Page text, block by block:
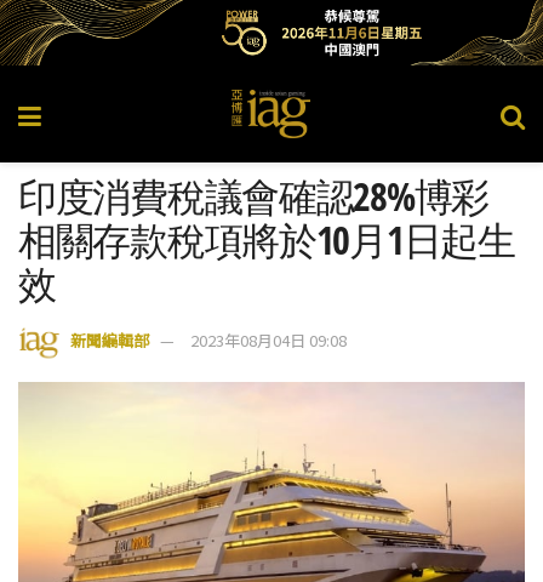
印度消費稅議會確認28%博彩
相關存款稅項將於10月1日起生
效
新聞編輯部 2023年08月04日 09:08